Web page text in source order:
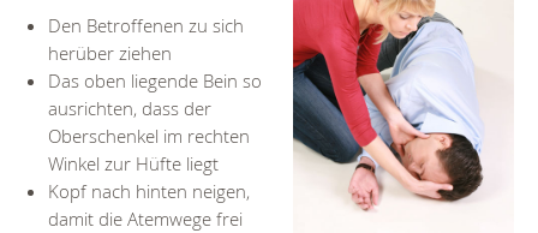
Den Betroffenen zu sich
herüber ziehen
Das oben liegende Bein so
ausrichten, dass der
Oberschenkel im rechten
Winkel zur Hüfte liegt
Kopf nach hinten neigen,
damit die Atemwege frei